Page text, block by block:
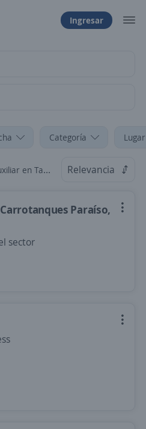
Ingresar
Categoría
en Tabasco Relevancia
Paraíso,
sector